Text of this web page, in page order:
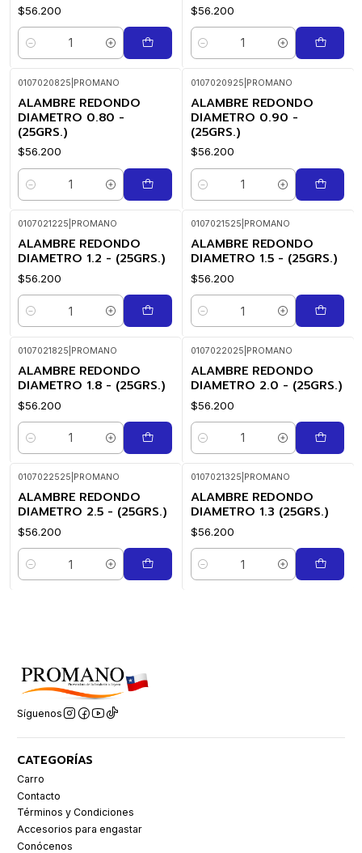
$56.200
Cantidad
$56.200
Cantidad
0107020825 PROMANO
ALAMBRE REDONDO
DIAMETRO 0.80 -
(25GRS.)
$56.200
Cantidad
0107020925 PROMANO
ALAMBRE REDONDO
DIAMETRO 0.90 -
(25GRS.)
$56.200
Cantidad
0107021225 PROMANO
ALAMBRE REDONDO
DIAMETRO 1.2 - (25GRS.)
$56.200
Cantidad
0107021525 PROMANO
ALAMBRE REDONDO
DIAMETRO 1.5 - (25GRS.)
$56.200
Cantidad
0107021825 PROMANO
ALAMBRE REDONDO
DIAMETRO 1.8 - (25GRS.)
$56.200
Cantidad
0107022025 PROMANO
ALAMBRE REDONDO
DIAMETRO 2.0 - (25GRS.)
$56.200
Cantidad
0107022525 PROMANO
ALAMBRE REDONDO
DIAMETRO 2.5 - (25GRS.)
$56.200
Cantidad
0107021325 PROMANO
ALAMBRE REDONDO
DIAMETRO 1.3 (25GRS.)
$56.200
Cantidad
Síguenos
CATEGORÍAS
Carro
Contacto
Términos y Condiciones
Accesorios para engastar
Conócenos